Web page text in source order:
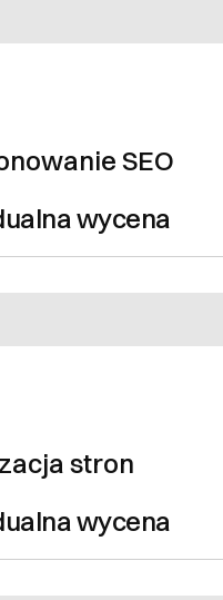
SEO
wycena
stron
wycena